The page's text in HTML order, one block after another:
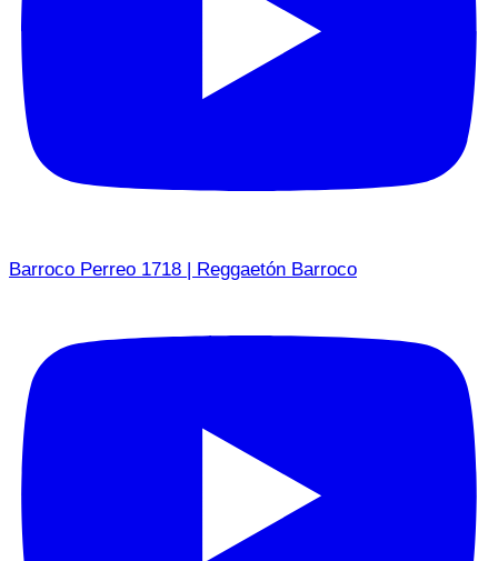
Barroco Perreo 1718 | Reggaetón Barroco